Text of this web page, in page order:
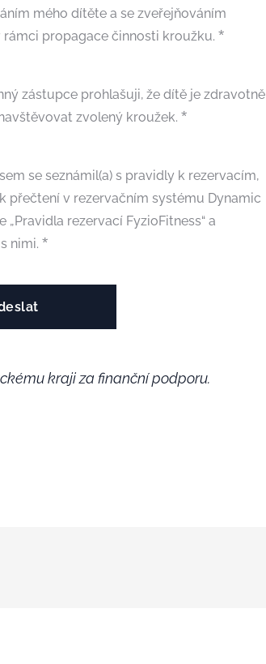
mého dítěte a se zveřejňováním
propagace činnosti kroužku.
zástupce prohlašuji, že dítě je zdravotně
zvolený kroužek.
se seznámil(a) s pravidly k rezervacím,
přečtení v rezervačním systému Dynamic
„Pravidla rezervací FyzioFitness“ a
nimi.
kraji za finanční podporu.